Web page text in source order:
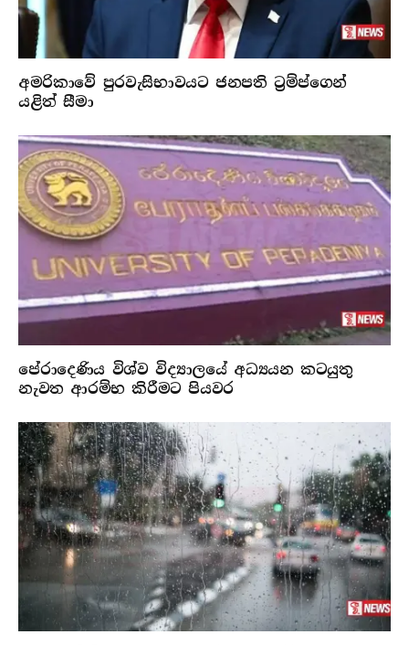
අමරිකාවේ පුරවැසිභාවයට ජනපති ට්‍රම්ප්ගෙන්
යළිත් සීමා
පේරාදෙණිය විශ්ව විද්‍යාලයේ අධ්‍යයන කටයුතු
නැවත ආරම්භ කිරීමට පියවර